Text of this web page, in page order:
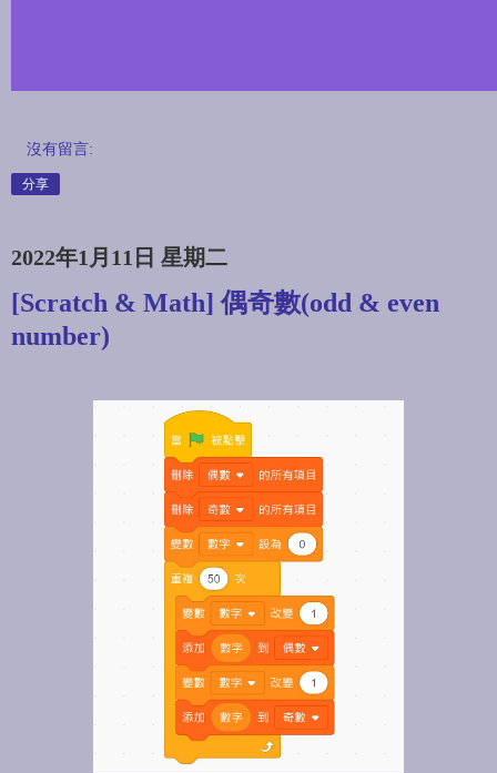
沒有留言:
分享
2022年1月11日 星期二
[Scratch & Math] 偶奇數(odd & even
number)